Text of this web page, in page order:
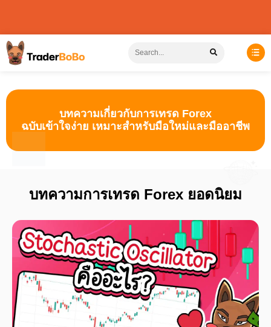
บทความเกี่ยวกับการเทรด Forex
ฉบับเข้าใจง่าย เหมาะสำหรับมือใหม่และมืออาชีพ
บทความการเทรด Forex ยอดนิยม